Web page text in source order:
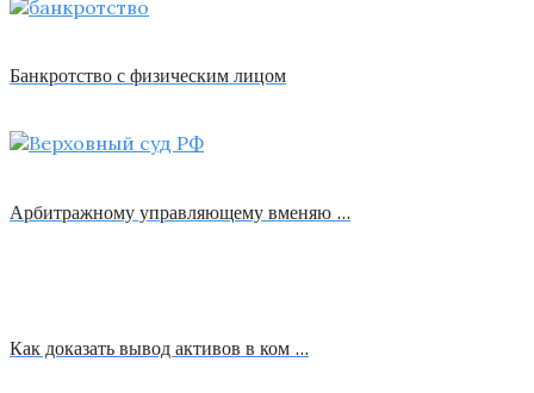
Банкротство с физическим лицом
Арбитражному управляющему вменяю …
Как доказать вывод активов в ком …